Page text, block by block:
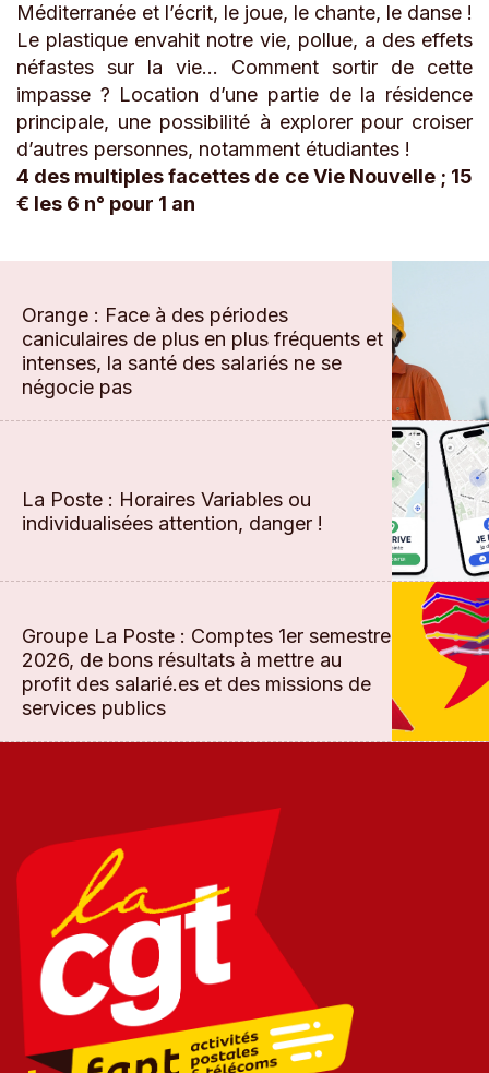
Méditerranée et l’écrit, le joue, le chante, le danse !
Le plastique envahit notre vie, pollue, a des effets
néfastes sur la vie… Comment sortir de cette
impasse ? Location d’une partie de la résidence
principale, une possibilité à explorer pour croiser
d’autres personnes, notamment étudiantes !
4 des multiples facettes de ce Vie Nouvelle ; 15
€ les 6 n° pour 1 an
Orange : Face à des périodes
caniculaires de plus en plus fréquents et
intenses, la santé des salariés ne se
négocie pas
La Poste : Horaires Variables ou
individualisées attention, danger !
Groupe La Poste : Comptes 1er semestre
2026, de bons résultats à mettre au
profit des salarié.es et des missions de
services publics